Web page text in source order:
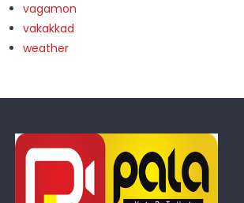
vagamon
vakakkad
weather